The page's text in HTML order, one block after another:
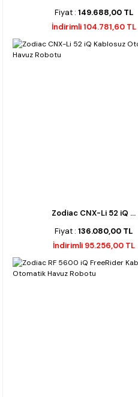
Fiyat : 149.688,00 TL
İndirimli 104.781,60 TL
Zodiac CNX-Li 52 iQ ...
Fiyat : 136.080,00 TL
İndirimli 95.256,00 TL